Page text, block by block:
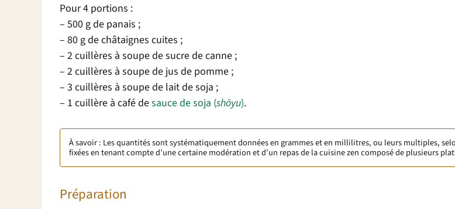
Pour 4 portions :
– 500 g de panais ;
– 80 g de châtaignes cuites ;
– 2 cuillères à soupe de sucre de canne ;
– 2 cuillères à soupe de jus de pomme ;
– 3 cuillères à soupe de lait de soja ;
– 1 cuillère à café desauce de soja (shōyu).
À savoir : Les quantités sont systématiquement données en grammes et en millilitres, ou leurs multiples,
fixées en tenant compte d’une certaine modération et d’un repas de la cuisine zen composé de plusieurs
Préparation